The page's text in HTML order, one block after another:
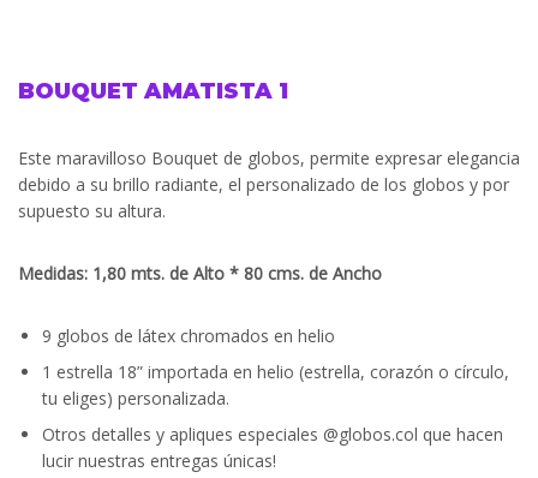
BOUQUET AMATISTA 1
Este maravilloso Bouquet de globos, permite expresar elegancia
debido a su brillo radiante, el personalizado de los globos y por
supuesto su altura.
Medidas: 1,80 mts. de Alto * 80 cms. de Ancho
9 globos de látex chromados en helio
1 estrella 18” importada en helio (estrella, corazón o círculo,
tu eliges) personalizada.
Otros detalles y apliques especiales @globos.col que hacen
lucir nuestras entregas únicas!